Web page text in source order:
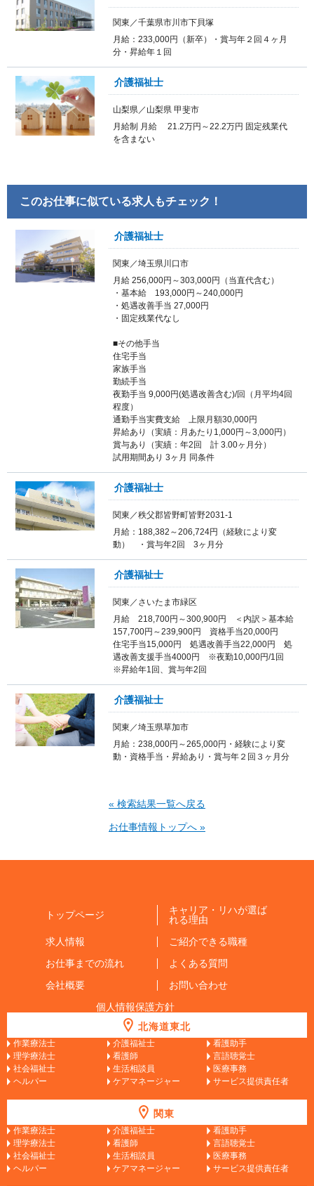
関東／千葉県市川市下貝塚
月給：233,000円（新卒）・賞与年２回４ヶ月
分・昇給年１回
介護福祉士
山梨県／山梨県 甲斐市
月給制 月給 21.2万円～22.2万円 固定残業代
を含まない
このお仕事に似ている求人もチェック！
介護福祉士
関東／埼玉県川口市
月給 256,000円～303,000円（当直代含む）
・基本給 193,000円～240,000円
・処遇改善手当 27,000円
・固定残業代なし
■その他手当
住宅手当
家族手当
勤続手当
夜勤手当 9,000円(処遇改善含む)/回（月平均4回
程度）
通勤手当実費支給 上限月額30,000円
昇給あり（実績：月あたり1,000円～3,000円）
賞与あり（実績：年2回 計 3.00ヶ月分）
試用期間あり 3ヶ月 同条件
介護福祉士
関東／秩父郡皆野町皆野2031-1
月給：188,382～206,724円（経験により変
動） ・賞与年2回 3ヶ月分
介護福祉士
関東／さいたま市緑区
月給 218,700円～300,900円 ＜内訳＞基本給
157,700円～239,900円 資格手当20,000円
住宅手当15,000円 処遇改善手当22,000円 処
遇改善支援手当4000円 ※夜勤10,000円/1回
※昇給年1回、賞与年2回
介護福祉士
関東／埼玉県草加市
月給：238,000円～265,000円・経験により変
動・資格手当・昇給あり・賞与年２回３ヶ月分
« 検索結果一覧へ戻る
お仕事情報トップへ »
トップページ
キャリア・リハが選ば
れる理由
求人情報
ご紹介できる職種
お仕事までの流れ
よくある質問
会社概要
お問い合わせ
個人情報保護方針
北海道東北
作業療法士 介護福祉士
看護助手
理学療法士
看護師
言語聴覚士
社会福祉士
生活相談員
医療事務
ヘルパー
ケアマネージャー サービス提供責任者
関東
作業療法士 介護福祉士
看護助手
理学療法士
看護師
言語聴覚士
社会福祉士
生活相談員
医療事務
ヘルパー
ケアマネージャー サービス提供責任者